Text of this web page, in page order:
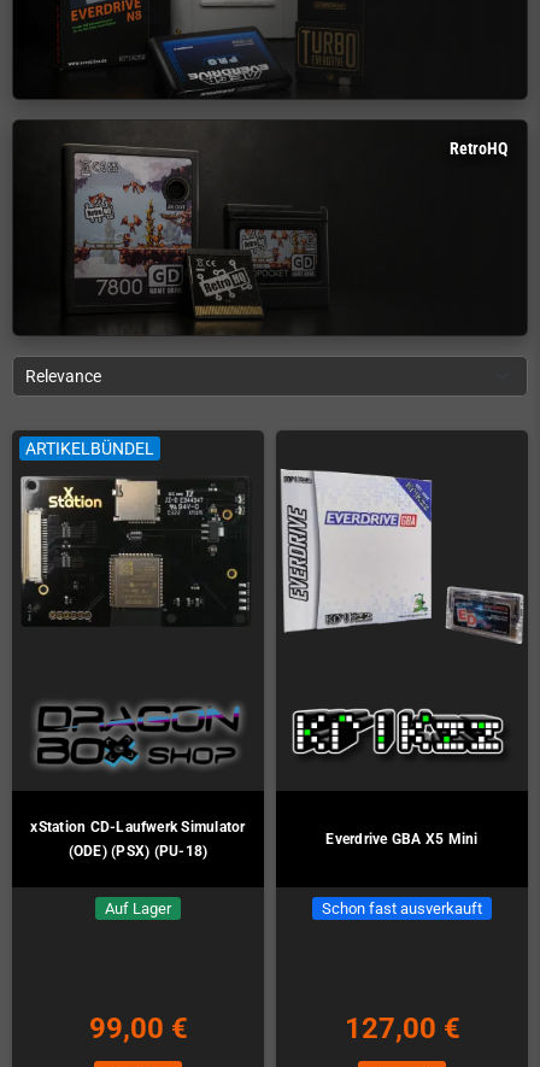
RetroHQ
Relevance
ARTIKELBÜNDEL
xStation CD-Laufwerk Simulator
(ODE) (PSX) (PU-18)
Auf Lager
99,00 €
Everdrive GBA X5 Mini
Schon fast ausverkauft
127,00 €